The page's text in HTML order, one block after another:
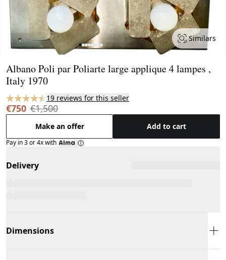
Similars
Albano Poli par Poliarte large applique 4 lampes ,
Italy 1970
19 reviews for this seller
€750 €1,500
Make an offer Add to cart
Pay in 3 or 4x with
Delivery
Dimensions